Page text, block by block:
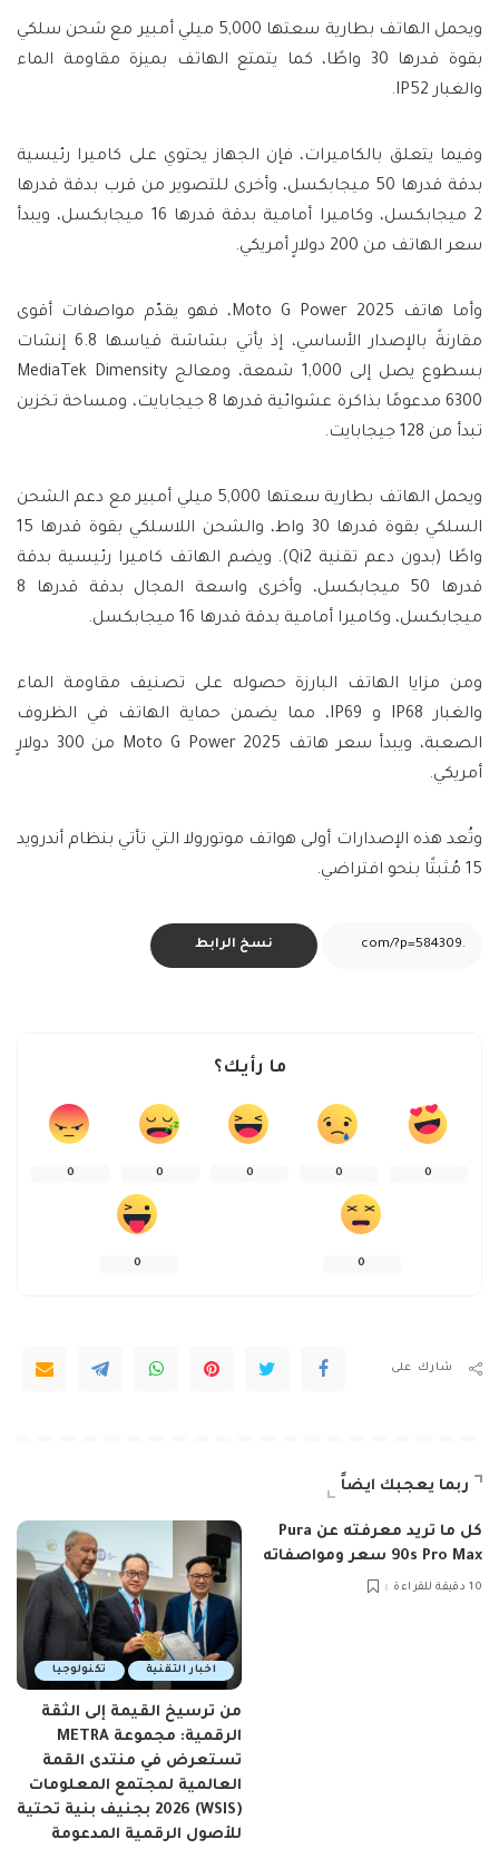
ويحمل الهاتف بطارية سعتها 5,000 ميلي أمبير مع شحن سلكي
بقوة قدرها 30 واطًا، كما يتمتع الهاتف بميزة مقاومة الماء
والغبار IP52.
وفيما يتعلق بالكاميرات، فإن الجهاز يحتوي على كاميرا رئيسية
بدقة قدرها 50 ميجابكسل، وأخرى للتصوير من قرب بدقة قدرها
2 ميجابكسل، وكاميرا أمامية بدقة قدرها 16 ميجابكسل، ويبدأ
سعر الهاتف من 200 دولارٍ أمريكي.
وأما هاتف Moto G Power 2025، فهو يقدّم مواصفات أقوى
مقارنةً بالإصدار الأساسي، إذ يأتي بشاشة قياسها 6.8 إنشات
بسطوع يصل إلى 1,000 شمعة، ومعالج MediaTek Dimensity
6300 مدعومًا بذاكرة عشوائية قدرها 8 جيجابايت، ومساحة تخزين
تبدأ من 128 جيجابايت.
ويحمل الهاتف بطارية سعتها 5,000 ميلي أمبير مع دعم الشحن
السلكي بقوة قدرها 30 واط، والشحن اللاسلكي بقوة قدرها 15
واطًا (بدون دعم تقنية Qi2). ويضم الهاتف كاميرا رئيسية بدقة
قدرها 50 ميجابكسل، وأخرى واسعة المجال بدقة قدرها 8
ميجابكسل، وكاميرا أمامية بدقة قدرها 16 ميجابكسل.
ومن مزايا الهاتف البارزة حصوله على تصنيف مقاومة الماء
والغبار IP68 و IP69، مما يضمن حماية الهاتف في الظروف
الصعبة، ويبدأ سعر هاتف Moto G Power 2025 من 300 دولارٍ
أمريكي.
وتُعد هذه الإصدارات أولى هواتف موتورولا التي تأتي بنظام أندرويد
15 مُثبتًا بنحو افتراضي.
نسخ الرابط
ما رأيك؟
0
0
0
0
0
0
0
شارك على
ربما يعجبك ايضاً
كل ما تريد معرفته عن Pura
90s Pro Max سعر ومواصفاته
10 دقيقة للقراءة
اخبار التقنية تكنولوجيا
من ترسيخ القيمة إلى الثقة
الرقمية: مجموعة METRA
تستعرض في منتدى القمة
العالمية لمجتمع المعلومات
(WSIS) 2026 بجنيف بنية تحتية
للأصول الرقمية المدعومة